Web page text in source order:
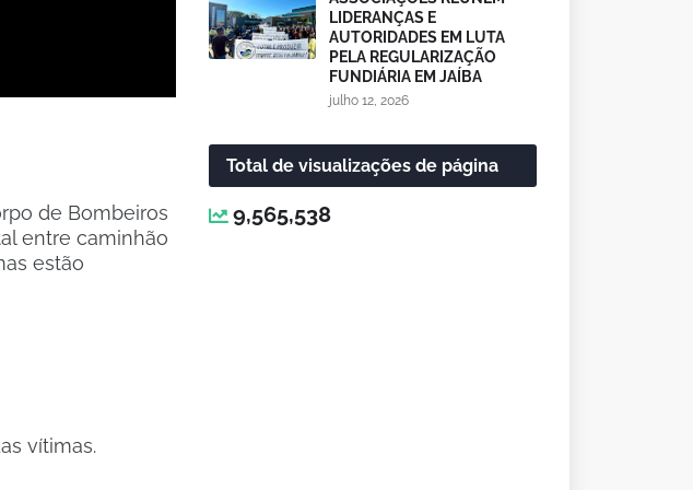
de Bombeiros
entre caminhão
estão
vítimas.
LIDERANÇAS E
AUTORIDADES EM LUTA
PELA REGULARIZAÇÃO
FUNDIÁRIA EM JAÍBA
julho 12, 2026
Total de visualizações de página
9,565,538